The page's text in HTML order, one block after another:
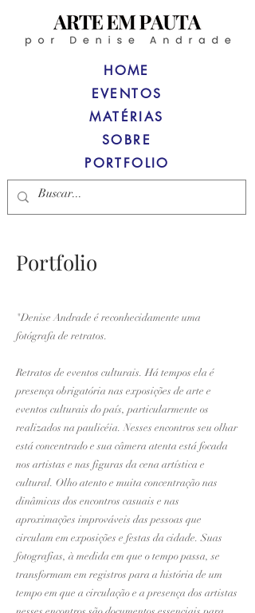
HOME
MATÉRIAS
SOBRE
PORTFOLIO
EVENTOS
Portfolio
"Denise Andrade é reconhecidamente uma
fotógrafa de retratos.
Retratos de eventos culturais. Há tempos ela é
presença obrigatória nas exposições de arte e
eventos culturais do país, particularmente os
realizados na paulicéia. Nesses encontros seu olhar
está concentrado e sua câmera atenta está focada
nos artistas e nas figuras da cena artística e
cultural. Olho atento e muita concentração nas
dinâmicas dos encontros casuais e nas
aproximações improváveis das pessoas que
circulam em exposições e festas da cidade. Suas
fotografias, à medida em que o tempo passa, se
transformam em registros para a história de um
tempo em que a circulação e a presença dos artistas